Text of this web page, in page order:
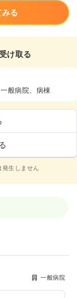
る
け取る
般病院、病棟
生しません
一般病院